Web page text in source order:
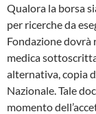
Qualora la borsa
per ricerche da
Fondazione dovrà
medica
alternativa, copia
Nazionale. Tale
momento